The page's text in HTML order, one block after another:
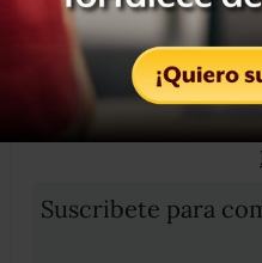
OCULTAR
Suscribete para